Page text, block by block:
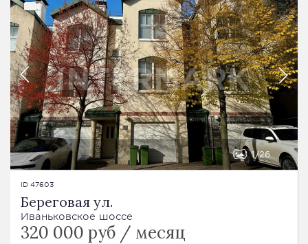
1 26
ID 47603
Береговая ул.
Иваньковское шоссе
320 000 руб / месяц